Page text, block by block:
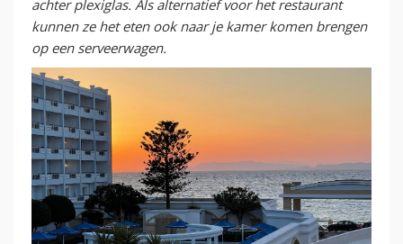
achter plexiglas. Als alternatief voor het restaurant
kunnen ze het eten ook naar je kamer komen brengen
op een serveerwagen.